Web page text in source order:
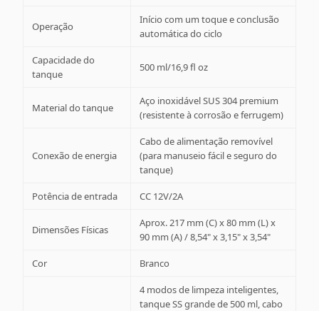
Operação
Início com um toque e conclusão
automática do ciclo
Capacidade do
tanque
500 ml/16,9 fl oz
Material do tanque
Aço inoxidável SUS 304 premium
(resistente à corrosão e ferrugem)
Conexão de energia
Cabo de alimentação removível
(para manuseio fácil e seguro do
tanque)
Potência de entrada CC 12V/2A
Dimensões Físicas
Aprox. 217 mm (C) x 80 mm (L) x
90 mm (A) / 8,54" x 3,15" x 3,54"
Cor Branco
4 modos de limpeza inteligentes,
tanque SS grande de 500 ml, cabo